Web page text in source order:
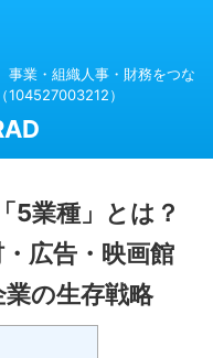
業・組織人事・財務をつな
）
5業種」とは？
広告・映画館
の生存戦略